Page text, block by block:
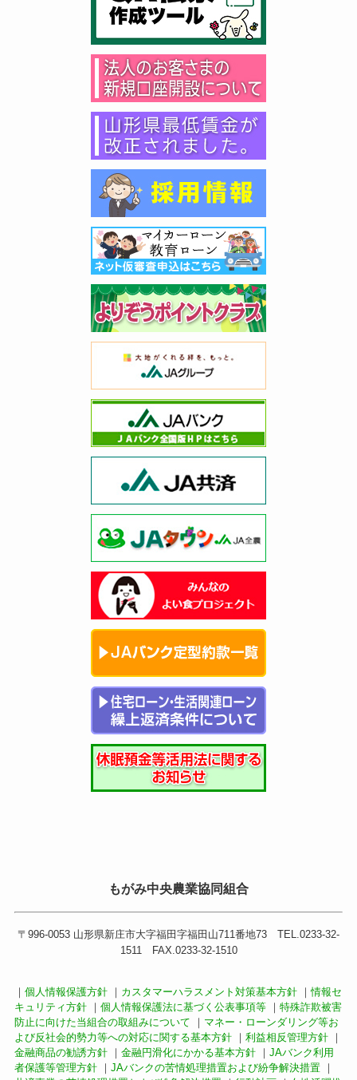
もがみ中央農業協同組合
〒996-0053 山形県新庄市大字福田字福田山711番地73 TEL.0233-32-
1511 FAX.0233-32-1510
｜ 個人情報保護方針｜ カスタマーハラスメント対策基本方針｜情報セ
キュリティ方針
｜ 個人情報保護法に基づく公表事項等｜ 特殊詐欺被害
防止に向けた当組合の取組みについて ｜ マネー・ローンダリング等お
よび反社会的勢力等への対応に関する基本方針｜ 利益相反管理方針
｜
金融商品の勧誘方針｜ 金融円滑化にかかる基本方針｜ JAバンク利用
者保護等管理方針｜ JAバンクの苦情処理措置および紛争解決措置｜